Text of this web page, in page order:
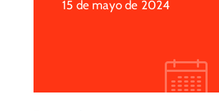
15 de mayo de 2024